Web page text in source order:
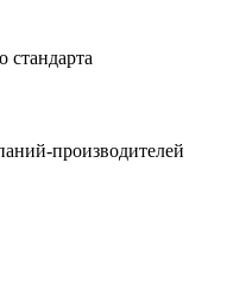
стандарта
производителей